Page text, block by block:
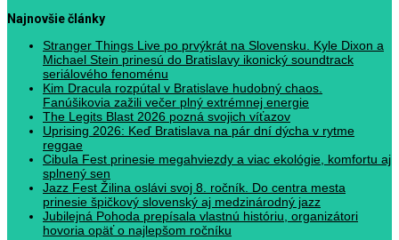
Najnovšie články
Stranger Things Live po prvýkrát na Slovensku. Kyle Dixon a
Michael Stein prinesú do Bratislavy ikonický soundtrack
seriálového fenoménu
Kim Dracula rozpútal v Bratislave hudobný chaos.
Fanúšikovia zažili večer plný extrémnej energie
The Legits Blast 2026 pozná svojich víťazov
Uprising 2026: Keď Bratislava na pár dní dýcha v rytme
reggae
Cibula Fest prinesie megahviezdy a viac ekológie, komfortu aj
splnený sen
Jazz Fest Žilina oslávi svoj 8. ročník. Do centra mesta
prinesie špičkový slovenský aj medzinárodný jazz
Jubilejná Pohoda prepísala vlastnú históriu, organizátori
hovoria opäť o najlepšom ročníku